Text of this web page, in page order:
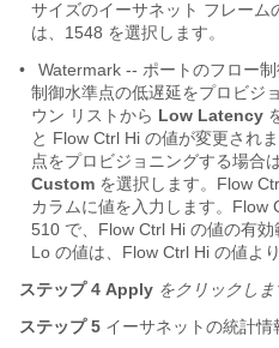
サイズのイーサネット フレーム
は、1548 を選択します。
•
Watermark -- ポートのフロー
制御水準点の低遅延をプロビジ
ウン リストから Low Latency
と Flow Ctrl Hi の値が変更され
点をプロビジョニングする場合
Custom を選択します。Flow
カラムに値を入力します。Flow
510 で、Flow Ctrl Hi の値の有
Lo の値は、Flow Ctrl Hi の値よ
ステップ 4 Apply をクリックしま
ステップ 5 イーサネットの統計情